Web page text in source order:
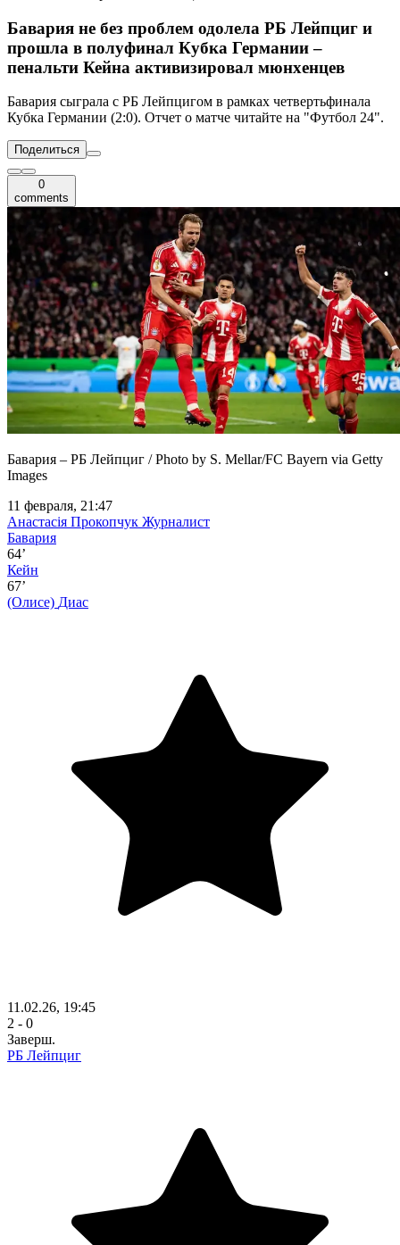
Бавария не без проблем одолела РБ Лейпциг и
прошла в полуфинал Кубка Германии –
пенальти Кейна активизировал мюнхенцев
Бавария сыграла с РБ Лейпцигом в рамках четвертьфинала
Кубка Германии (2:0). Отчет о матче читайте на "Футбол 24".
Поделиться
0
comments
Бавария – РБ Лейпциг / Photo by S. Mellar/FC Bayern via Getty
Images
11 февраля, 21:47
Анастасія Прокопчук Журналист
Бавария
64’
Кейн
67’
(Олисе) Диас
11.02.26, 19:45
2 - 0
Заверш.
РБ Лейпциг